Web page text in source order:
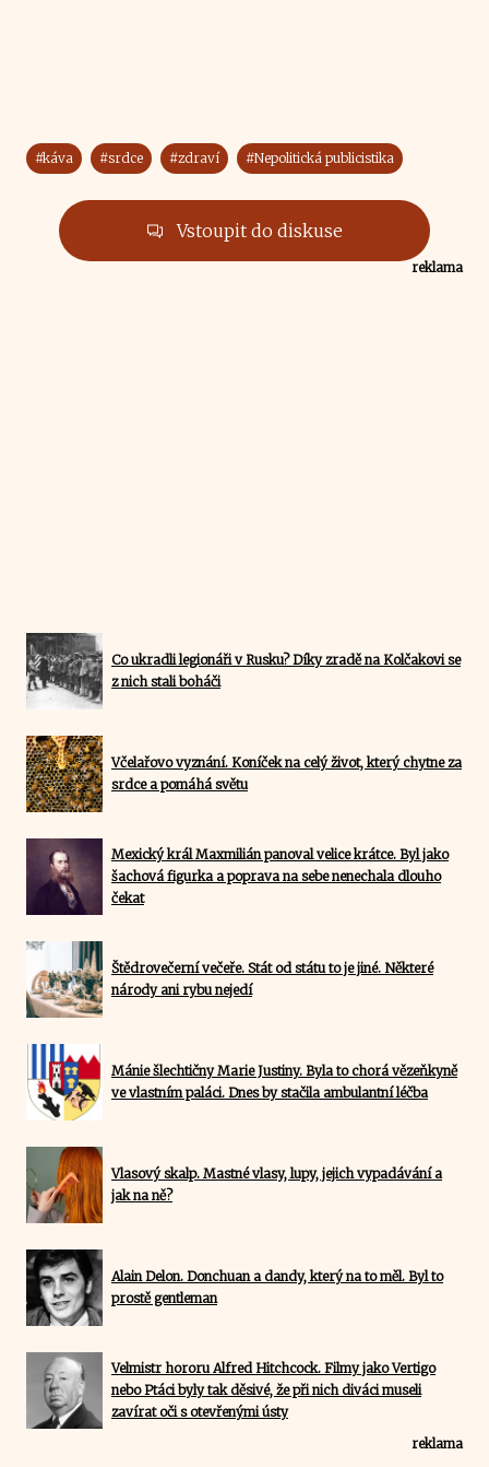
#káva #srdce #zdraví #Nepolitická publicistika
Vstoupit do diskuse
reklama
Co ukradli legionáři v Rusku? Díky zradě na Kolčakovi se
z nich stali boháči
Včelařovo vyznání. Koníček na celý život, který chytne za
srdce a pomáhá světu
Mexický král Maxmilián panoval velice krátce. Byl jako
šachová figurka a poprava na sebe nenechala dlouho
čekat
Štědrovečerní večeře. Stát od státu to je jiné. Některé
národy ani rybu nejedí
Mánie šlechtičny Marie Justiny. Byla to chorá vězeňkyně
ve vlastním paláci. Dnes by stačila ambulantní léčba
Vlasový skalp. Mastné vlasy, lupy, jejich vypadávání a
jak na ně?
Alain Delon. Donchuan a dandy, který na to měl. Byl to
prostě gentleman
Velmistr hororu Alfred Hitchcock. Filmy jako Vertigo
nebo Ptáci byly tak děsivé, že při nich diváci museli
zavírat oči s otevřenými ústy
reklama